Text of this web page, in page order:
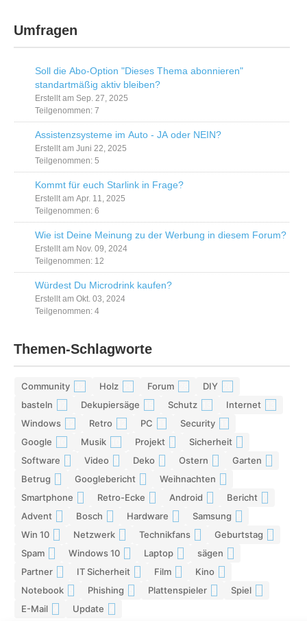
Umfragen
Soll die Abo-Option "Dieses Thema abonnieren"
standartmäßig aktiv bleiben?
Erstellt am Sep. 27, 2025
Teilgenommen: 7
Assistenzsysteme im Auto - JA oder NEIN?
Erstellt am Juni 22, 2025
Teilgenommen: 5
Kommt für euch Starlink in Frage?
Erstellt am Apr. 11, 2025
Teilgenommen: 6
Wie ist Deine Meinung zu der Werbung in diesem Forum?
Erstellt am Nov. 09, 2024
Teilgenommen: 12
Würdest Du Microdrink kaufen?
Erstellt am Okt. 03, 2024
Teilgenommen: 4
Themen-Schlagworte
Community Holz Forum DIY
basteln Dekupiersäge Schutz Internet
Windows Retro PC Security
Google Musik Projekt Sicherheit
Software Video Deko Ostern Garten
Betrug Googlebericht Weihnachten
Smartphone Retro-Ecke Android Bericht
Advent Bosch Hardware Samsung
Win 10 Netzwerk Technikfans Geburtstag
Spam Windows 10 Laptop sägen
Partner IT Sicherheit Film Kino
Notebook Phishing Plattenspieler Spiel
E-Mail Update